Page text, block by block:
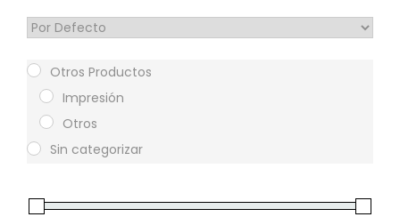
Sort Products
Otros Productos
Impresión
Otros
Sin categorizar